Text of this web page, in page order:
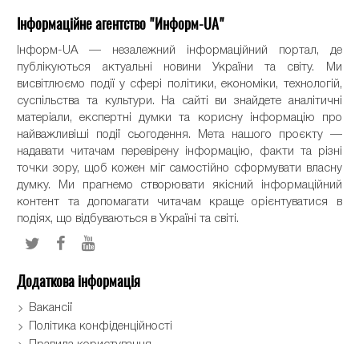
Інформаційне агентство "Информ-UA"
Інформ-UA — незалежний інформаційний портал, де
публікуються актуальні новини України та світу. Ми
висвітлюємо події у сфері політики, економіки, технологій,
суспільства та культури. На сайті ви знайдете аналітичні
матеріали, експертні думки та корисну інформацію про
найважливіші події сьогодення. Мета нашого проєкту —
надавати читачам перевірену інформацію, факти та різні
точки зору, щоб кожен міг самостійно сформувати власну
думку. Ми прагнемо створювати якісний інформаційний
контент та допомагати читачам краще орієнтуватися в
подіях, що відбуваються в Україні та світі.
Додаткова інформація
Вакансії
Політика конфіденційності